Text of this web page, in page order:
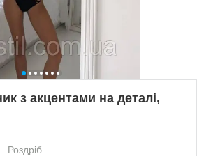
з акцентами на деталі,
Роздріб